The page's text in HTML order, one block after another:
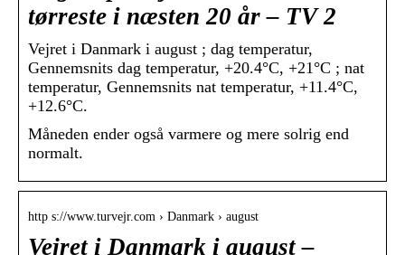
tørreste i næsten 20 år – TV 2
Vejret i Danmark i august ; dag temperatur,
Gennemsnits dag temperatur, +20.4°C, +21°C ; nat
temperatur, Gennemsnits nat temperatur, +11.4°C,
+12.6°C.
Måneden ender også varmere og mere solrig end
normalt.
http s://www.turvejr.com › Danmark › august
Vejret i Danmark i august –